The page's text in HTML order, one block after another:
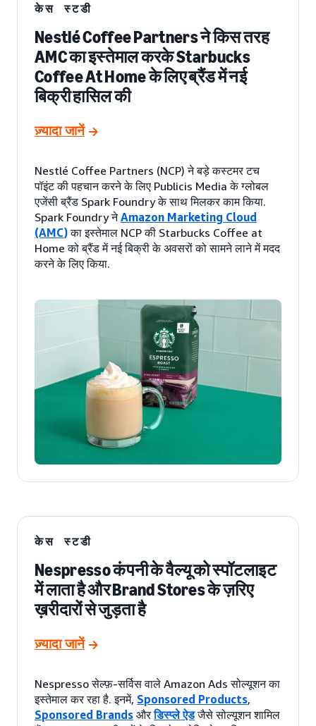
केस स्टडी
Nestlé Coffee Partners ने किस तरह
AMC का इस्तेमाल करके Starbucks
Coffee At Home के लिए ब्रैंड में नई
बिक्री हासिल की
ज़्यादा जानें
Nestlé Coffee Partners (NCP) ने बड़े कस्टमर टच
पॉइंट की पहचान करने के लिए Publicis Media के ग्लोबल
एजेंसी ब्रैंड Spark Foundry के साथ मिलकर काम किया.
Spark Foundry नेAmazon Marketing Cloud
(AMC)का इस्तेमाल NCP की Starbucks Coffee at
Home को ब्रैंड में नई बिक्री के अवसरों को सामने लाने में मदद
करने के लिए किया.
केस स्टडी
Nespresso कंपनी के वैल्यू को स्पॉटलाइट
में लाता है और Brand Stores के ज़रिए
ख़रीदारों से जुड़ता है
ज़्यादा जानें
Nespresso सेल्फ़-सर्विस वाले Amazon Ads सोल्यूशन का
इस्तेमाल कर रहा है. इनमें, Sponsored Products,
Sponsored Brands औरडिस्प्ले ऐडजैसे सोल्यूशन शामिल